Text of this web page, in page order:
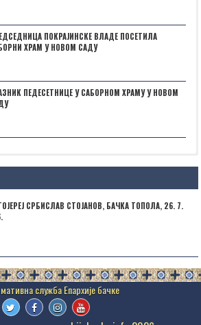
ПОКРАЈИНСКЕ ВЛАДЕ ПОСЕТИЛА
ХРАМ У НОВОМ САДУ
ПЕДЕСЕТНИЦЕ У САБОРНОМ ХРАМУ У НОВОМ
СРБИСЛАВ СТОЈАНОВ, БАЧКА ТОПОЛА, 26. 7.